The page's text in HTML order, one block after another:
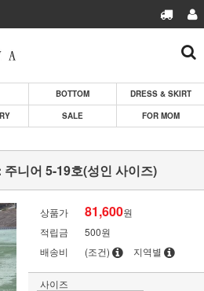
BOTTOM
DRESS & SKIRT
SALE FOR MOM
니어 5-19호(성인 사이즈)
상품가 81,600원
적립금
500원
배송비
(조건) 지역별
사이즈